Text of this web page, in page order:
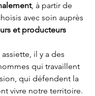
, à partir de
avec soin auprès
et producteurs
il y a des
qui travaillent
qui défendent la
vivre notre territoire.